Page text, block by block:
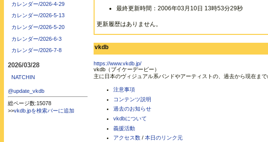
最終更新時間：2006年03月10日 13時53分29秒
更新履歴はありません。
vkdb
https://www.vkdb.jp/
vkdb（ブイケーデービー）
主に日本のヴィジュアル系バンドやアーティストの、過去から現在まで
注意事項
コンテンツ説明
過去のお知らせ
vkdbについて
義援活動
アクセス数 / 本日のリンク元
カレンダー/2026-4-29
カレンダー/2026-5-13
カレンダー/2026-5-20
カレンダー/2026-6-3
カレンダー/2026-7-8
2026/03/28
NATCHIN
@update_vkdb
総ページ数:15078
>>vkdb.jpを検索バーに追加